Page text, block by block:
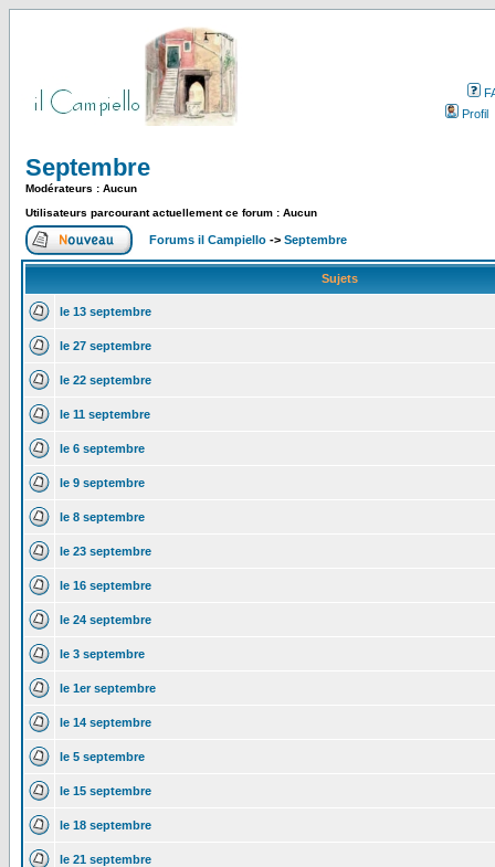
Profil
Septembre
Modérateurs : Aucun
Utilisateurs parcourant actuellement ce forum : Aucun
Forums il Campiello -> Septembre
Sujets
le 13 septembre
le 27 septembre
le 22 septembre
le 11 septembre
le 6 septembre
le 9 septembre
le 8 septembre
le 23 septembre
le 16 septembre
le 24 septembre
le 3 septembre
le 1er septembre
le 14 septembre
le 5 septembre
le 15 septembre
le 18 septembre
le 21 septembre